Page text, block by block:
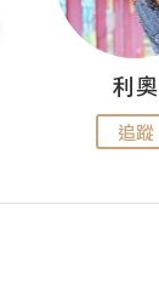
利奧
追蹤